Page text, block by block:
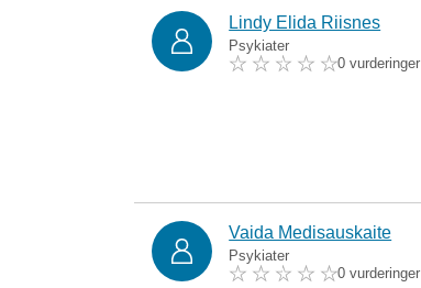
Lindy Elida Riisnes
Psykiater
0 vurderinger
Vaida Medisauskaite
Psykiater
0 vurderinger